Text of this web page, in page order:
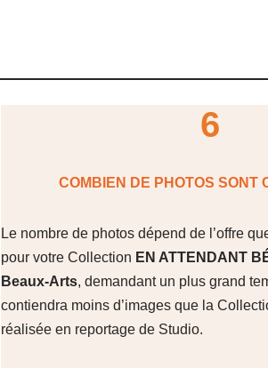
6
COMBIEN DE PHOTOS SONT
Le nombre de photos dépend de l’offre
pour votre Collection EN ATTENDANT
Beaux-Arts, demandant un plus grand
contiendra moins d’images que la
réalisée en reportage de Studio.